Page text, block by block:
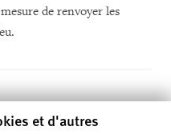
de renvoyer les
et d'autres